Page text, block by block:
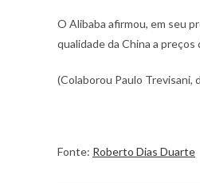
O Alibaba afirmou, em seu
qualidade da China a
(Colaborou Paulo Trevisani,
Fonte: Roberto Dias Duarte